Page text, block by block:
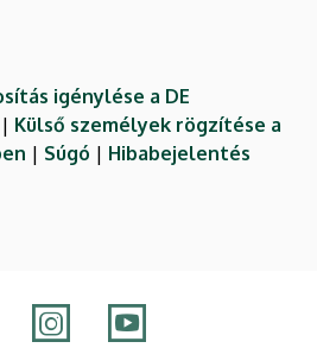
igénylése a DE
| Külső személyek rögzítése a
| Súgó | Hibabejelentés